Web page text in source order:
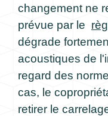
changement ne
prévue par le
dégrade
acoustiques de
regard des
cas, le
retirer le